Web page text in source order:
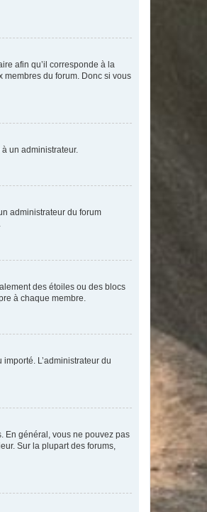
afin qu’il corresponde à la
membres du forum. Donc si vous
un administrateur.
administrateur du forum
des étoiles ou des blocs
à chaque membre.
L’administrateur du
En général, vous ne pouvez pas
Sur la plupart des forums,